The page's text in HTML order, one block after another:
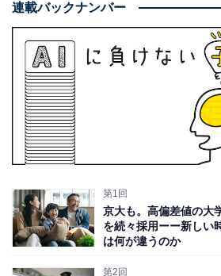
私が訪れた時は、ちょうどアセンブ
間。玄関を入ってすぐのフロアで
ちが集まって、10月に行われるフ
について話し合っているようでした
進行役は6年生の児童。通常の学校
の条件や課題を洗い出し、どうすれ
に話し合っている様子が印象的で
連載バックナンバー
第1回
京大も。高偏差値の大
を続々採用ーー新しい
は何が違うのか
第2回